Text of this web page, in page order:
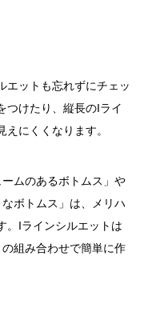
エットも忘れずにチェッ
つけたり、縦長のIライ
にくくなります。
ムのあるボトムス」や
ボトムス」は、メリハ
。Iラインシルエットは
の組み合わせで簡単に作